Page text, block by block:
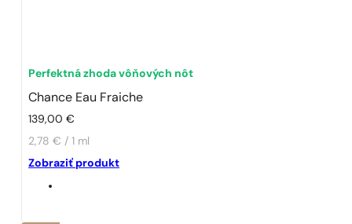
Perfektná zhoda vôňových nôt
Chance Eau Fraiche
139,00€
2,78 € / 1 ml
Zobraziť produkt